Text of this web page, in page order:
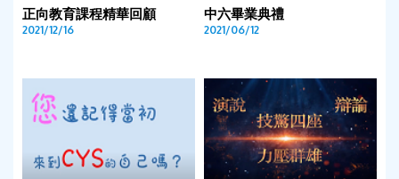
正向教育課程精華回顧
2021/12/16
中六畢業典禮
2021/06/12